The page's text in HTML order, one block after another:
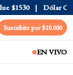
Dólar CCL
Suscribite por $10.000
EN VIVO